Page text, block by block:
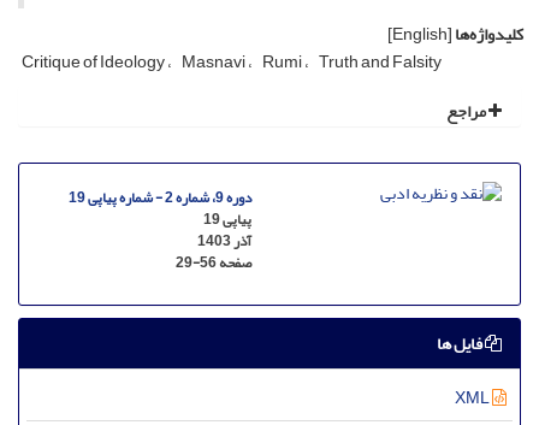
کلیدواژه‌ها[English]
Critique of Ideology Masnavi Rumi Truth and Falsity
مراجع
دوره 9، شماره 2 - شماره پیاپی 19
پیاپی 19
آذر 1403
صفحه29-56
فایل ها